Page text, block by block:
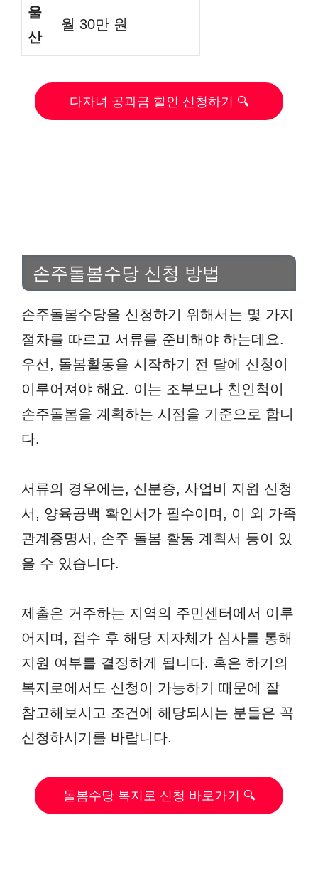
울
산
월 30만 원
다자녀 공과금 할인 신청하기 🔍
손주돌봄수당 신청 방법
손주돌봄수당을 신청하기 위해서는 몇 가지
절차를 따르고 서류를 준비해야 하는데요.
우선, 돌봄활동을 시작하기 전 달에 신청이
이루어져야 해요. 이는 조부모나 친인척이
손주돌봄을 계획하는 시점을 기준으로 합니
다.
서류의 경우에는, 신분증, 사업비 지원 신청
서, 양육공백 확인서가 필수이며, 이 외 가족
관계증명서, 손주 돌봄 활동 계획서 등이 있
을 수 있습니다.
제출은 거주하는 지역의 주민센터에서 이루
어지며, 접수 후 해당 지자체가 심사를 통해
지원 여부를 결정하게 됩니다. 혹은 하기의
복지로에서도 신청이 가능하기 때문에 잘
참고해보시고 조건에 해당되시는 분들은 꼭
신청하시기를 바랍니다.
돌봄수당 복지로 신청 바로가기 🔍